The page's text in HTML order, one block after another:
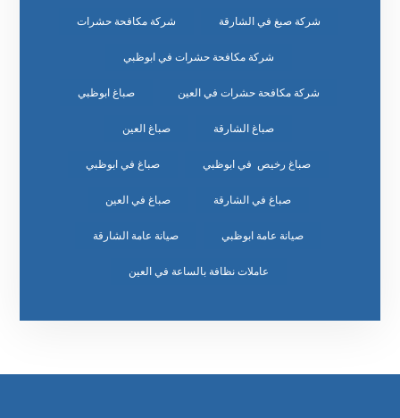
شركة صبغ في الشارقة شركة مكافحة حشرات
شركة مكافحة حشرات في ابوظبي
شركة مكافحة حشرات في العين صباغ ابوظبي
صباغ الشارقة صباغ العين
صباغ رخيص في ابوظبي صباغ في ابوظبي
صباغ في الشارقة صباغ في العين
صيانة عامة ابوظبي صيانة عامة الشارقة
عاملات نظافة بالساعة في العين